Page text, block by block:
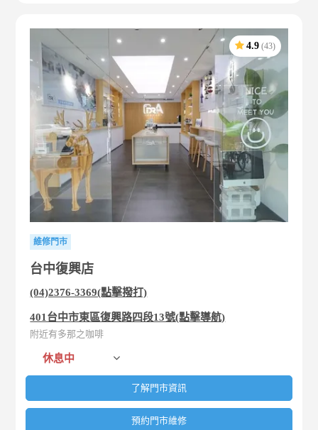
4.9 (43)
維修門市
台中復興店
(04)2376-3369(點擊撥打)
401台中市東區復興路四段13號(點擊導航)
附近有多那之咖啡
休息中
了解門市資訊
預約門市維修